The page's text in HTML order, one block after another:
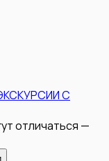
С
отличаться —